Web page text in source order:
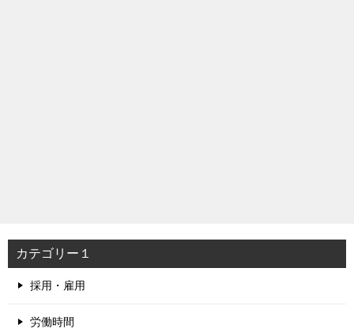
カテゴリー１
採用・雇用
労働時間